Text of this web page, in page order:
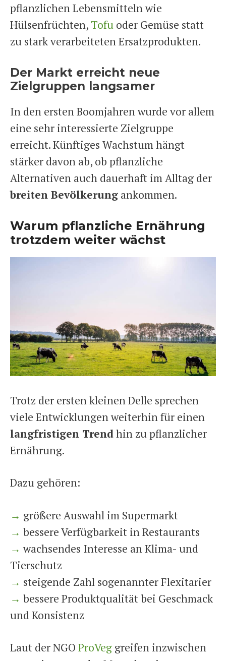
pflanzlichen Lebensmitteln wie
Hülsenfrüchten, Tofu oder Gemüse statt
zu stark verarbeiteten Ersatzprodukten.
Der Markt erreicht neue
Zielgruppen langsamer
In den ersten Boomjahren wurde vor allem
eine sehr interessierte Zielgruppe
erreicht. Künftiges Wachstum hängt
stärker davon ab, ob pflanzliche
Alternativen auch dauerhaft im Alltag der
breiten Bevölkerung ankommen.
Warum pflanzliche Ernährung
trotzdem weiter wächst
Trotz der ersten kleinen Delle sprechen
viele Entwicklungen weiterhin für einen
langfristigen Trendhin zu pflanzlicher
Ernährung.
Dazu gehören:
→ größere Auswahl im Supermarkt
→ bessere Verfügbarkeit in Restaurants
→ wachsendes Interesse an Klima- und
Tierschutz
→ steigende Zahl sogenannter Flexitarier
→ bessere Produktqualität bei Geschmack
und Konsistenz
Laut der NGO ProVeg greifen inzwischen